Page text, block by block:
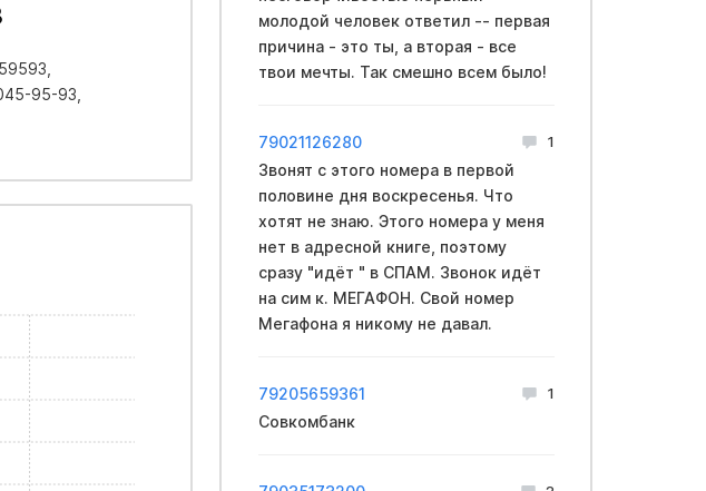
95-93,
молодой человек ответил -- первая
причина - это ты, а вторая - все
твои мечты. Так смешно всем было!
79021126280 1
Звонят с этого номера в первой
половине дня воскресенья. Что
хотят не знаю. Этого номера у меня
нет в адресной книге, поэтому
сразу "идёт " в СПАМ. Звонок идёт
на сим к. МЕГАФОН. Свой номер
Мегафона я никому не давал.
79205659361 1
Совкомбанк